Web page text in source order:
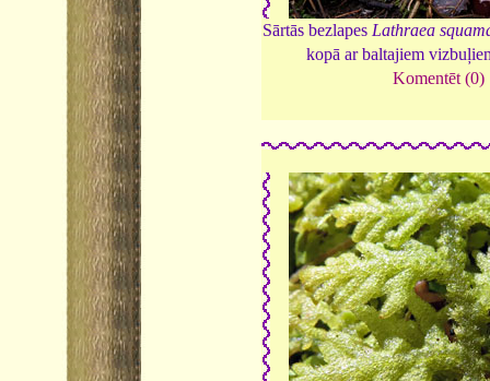
Sārtās bezlapesLathraea
kopā ar baltajiem
Komentēt (0)